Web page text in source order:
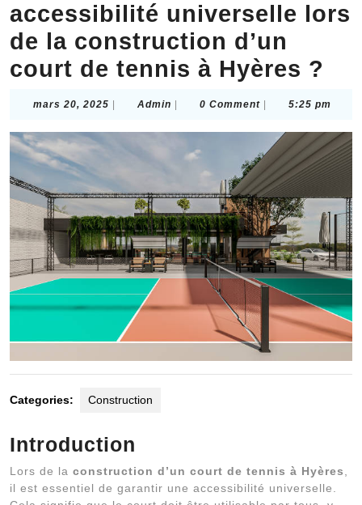
accessibilité universelle lors
de la construction d’un
court de tennis à Hyères ?
mars 20, 2025 mars
2025
Admin Admin0 Comment 5:25 pm
Categories: Construction
Introduction
Lors de la construction d’un court de tennis à Hyères
il est essentiel de garantir une accessibilité universelle.